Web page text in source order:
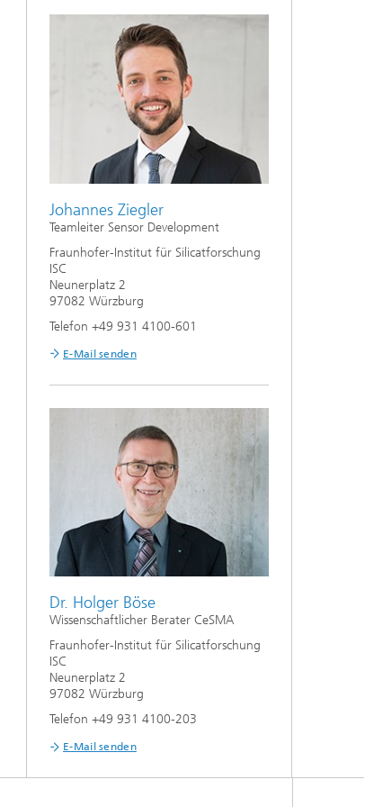
Johannes Ziegler
Teamleiter Sensor Development
Fraunhofer-Institut für Silicatforschung
ISC
Neunerplatz 2
97082 Würzburg
Telefon +49 931 4100-601
E-Mail senden
Dr. Holger Böse
Wissenschaftlicher Berater CeSMA
Fraunhofer-Institut für Silicatforschung
ISC
Neunerplatz 2
97082 Würzburg
Telefon +49 931 4100-203
E-Mail senden